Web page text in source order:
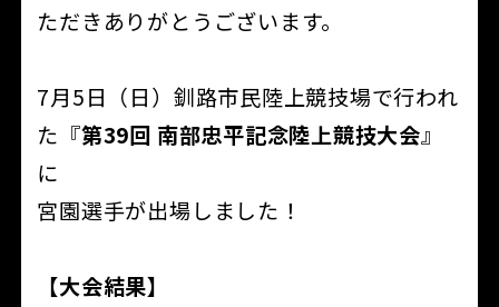
ただきありがとうございます。
7月5日（日）釧路市民陸上競技場で行われ
た『第39回 南部忠平記念陸上競技大会』
に
宮園選手が出場しました！
【大会結果】